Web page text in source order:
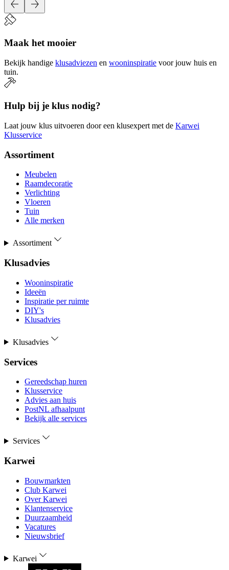
Maak het mooier
Bekijk handige klusadviezen en wooninspiratie voor jouw huis en
tuin.
Hulp bij je klus nodig?
Laat jouw klus uitvoeren door een klusexpert met de Karwei
Klusservice
Assortiment
Meubelen
Raamdecoratie
Verlichting
Vloeren
Tuin
Alle merken
Assortiment
Klusadvies
Wooninspiratie
Ideeën
Inspiratie per ruimte
DIY's
Klusadvies
Klusadvies
Services
Gereedschap huren
Klusservice
Advies aan huis
PostNL afhaalpunt
Bekijk alle services
Services
Karwei
Bouwmarkten
Club Karwei
Over Karwei
Klantenservice
Duurzaamheid
Vacatures
Nieuwsbrief
Karwei